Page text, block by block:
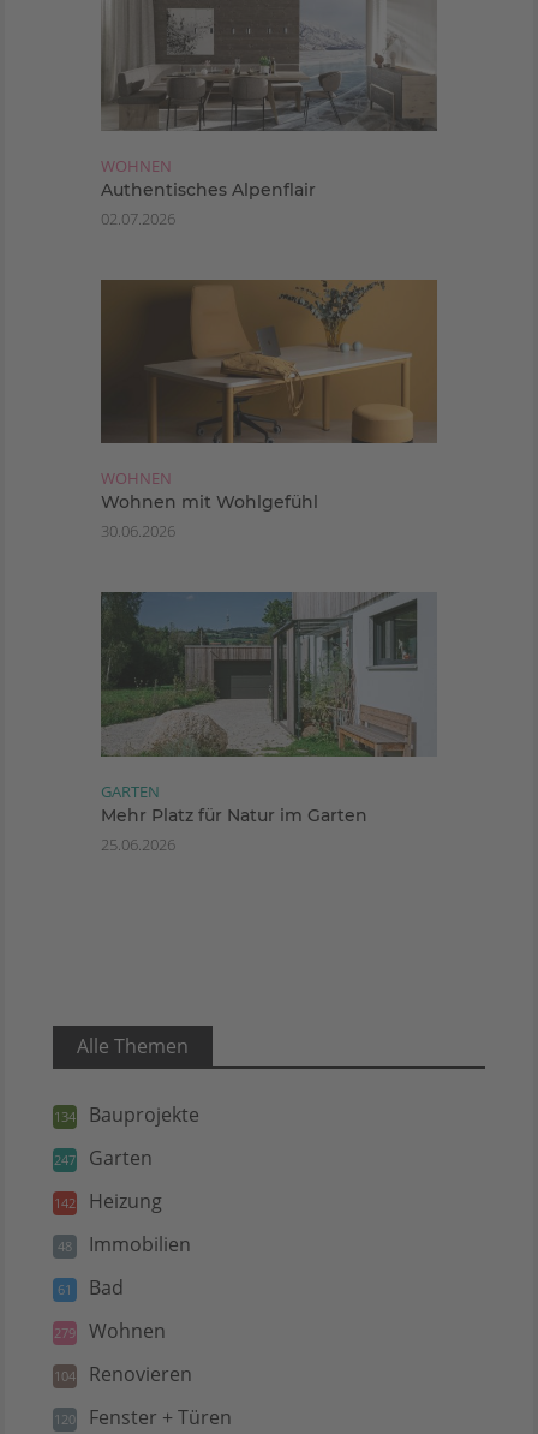
WOHNEN
Authentisches Alpenflair
02.07.2026
WOHNEN
Wohnen mit Wohlgefühl
30.06.2026
GARTEN
Mehr Platz für Natur im Garten
25.06.2026
Alle Themen
134 Bauprojekte
247 Garten
142 Heizung
48 Immobilien
61 Bad
279 Wohnen
104 Renovieren
120 Fenster + Türen